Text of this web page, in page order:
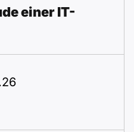
einer IT-